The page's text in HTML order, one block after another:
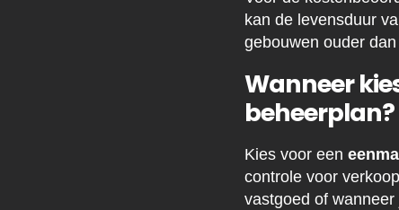
kan de levensduur
gebouwen ouder
Wanneer
beheerplan?
Kies voor een
controle voor
vastgoed of